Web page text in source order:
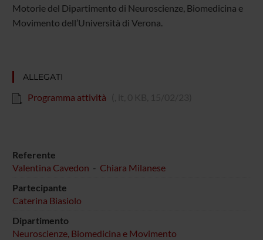
Motorie del Dipartimento di Neuroscienze, Biomedicina e
Movimento dell’Università di Verona.
ALLEGATI
Programma attività
Referente
Valentina Cavedon - Chiara Milanese
Partecipante
Caterina Biasiolo
Dipartimento
Neuroscienze, Biomedicina e Movimento